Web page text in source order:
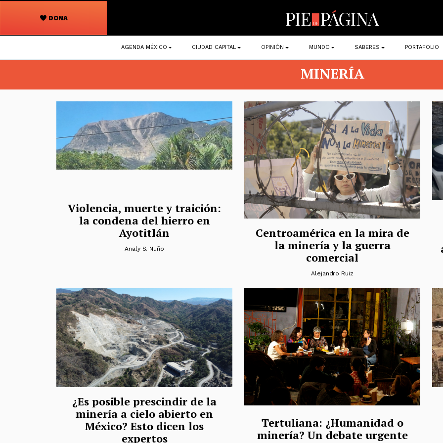
DONA
Navegación
principal
AGENDA MÉXICO CIUDAD CAPITAL OPINIÓN MUNDO SABERES PORTAFOLIO
MINERÍA
Violencia, muerte y traición:
la condena del hierro en
Ayotitlán
Analy S. Nuño
Centroamérica en la mira de
la minería y la guerra
comercial
Alejandro Ruiz
¿Es posible prescindir de la
minería a cielo abierto en
México? Esto dicen los
expertos
Tertuliana: ¿Humanidad o
minería? Un debate urgente